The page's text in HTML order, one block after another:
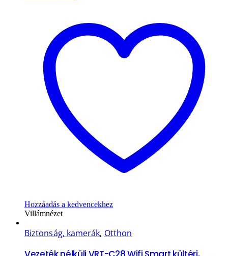
Hozzáadás a kedvencekhez
Villámnézet
Biztonság, kamerák, Otthon